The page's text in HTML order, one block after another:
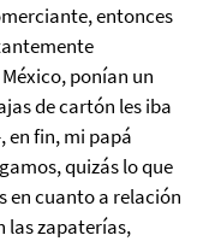
entonces
ponían un
de cartón les iba
en fin, mi papá
quizás lo que
en cuanto a relación
las zapaterías,